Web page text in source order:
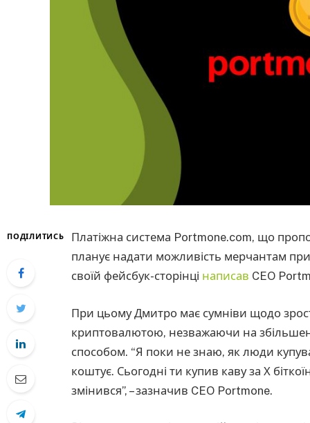
ПОДІЛИТИСЬ
Платіжна система Portmone.com, що
планує надати можливість мерчантам
своїй фейсбук-сторінці написав CEO
При цьому Дмитро має сумніви щодо
криптовалютою, незважаючи на
способом. “Я поки не знаю, як люди
коштує. Сьогодні ти купив каву за Х
змінився”, – зазначив CEO Portmone.